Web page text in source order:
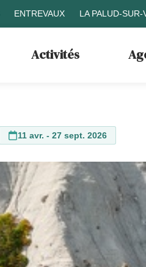
ENTREVAUX LA PALUD-SUR-
Activités
11 avr. - 27 sept. 2026